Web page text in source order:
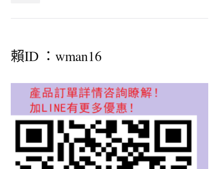
賴ID ：wman16